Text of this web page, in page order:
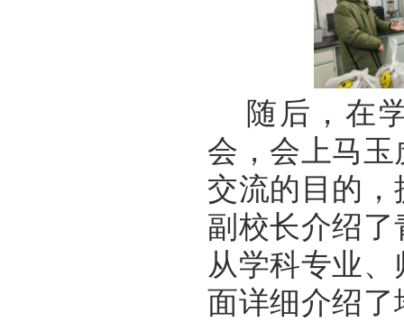
随后，在
会，会上马玉
交流的目的
副校长介绍
从学科专业
面详细介绍